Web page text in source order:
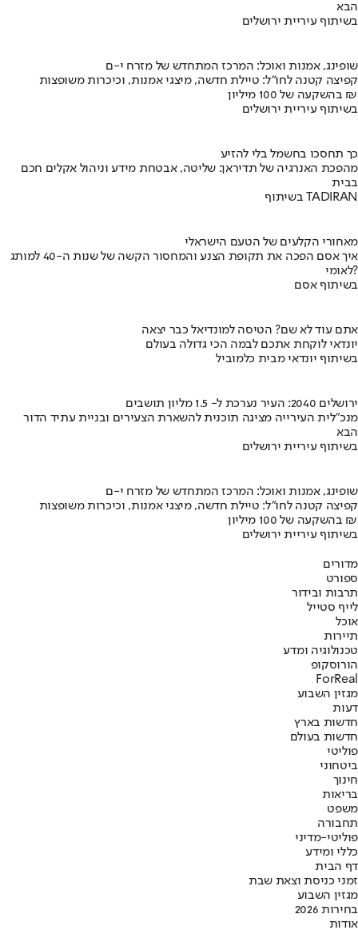
הבא
בשיתוף עיריית ירושלים
שופינג, אמנות ואוכל: המרכז המתחדש של מזרח י-ם
קפיצה קטנה לחו"ל: טיילת חדשה, מיצגי אמנות, וכיכרות משופצות
בהשקעה של 100 מיליון ₪
בשיתוף עיריית ירושלים
כך תחסכו בחשמל בלי להזיע
מהפכת האנרגיה של תדיראן: שליטה, אבטחת מידע וניהול אקלים חכם
בבית
בשיתוף TADIRAN
מאחורי הקלעים של הטעם הישראלי
איך אסם הפכה את תקופת הצנע והמחסור הקשה של שנות ה-40 למותג
לאומי?
בשיתוף אסם
אתם עוד לא שם? הטיסה למונדיאל כבר יצאה
יונדאי לוקחת אתכם לבמה הכי גדולה בעולם
בשיתוף יונדאי מבית כלמוביל
ירושלים 2040: העיר נערכת ל- 1.5 מליון תושבים
מנכ"לית העירייה מציגה תוכנית להשארת הצעירים ובניית עתיד הדור
הבא
בשיתוף עיריית ירושלים
שופינג, אמנות ואוכל: המרכז המתחדש של מזרח י-ם
קפיצה קטנה לחו"ל: טיילת חדשה, מיצגי אמנות, וכיכרות משופצות
בהשקעה של 100 מיליון ₪
בשיתוף עיריית ירושלים
מדורים
ספורט
תרבות ובידור
לייף סטייל
אוכל
תיירות
טכנולוגיה ומדע
הורוסקופ
ForReal
מגזין השבוע
דעות
חדשות בארץ
חדשות בעולם
פוליטי
ביטחוני
חינוך
בריאות
משפט
תחבורה
פוליטי-מדיני
כללי ומידע
דף הבית
זמני כניסת וצאת שבת
מגזין השבוע
בחירות 2026
אודות